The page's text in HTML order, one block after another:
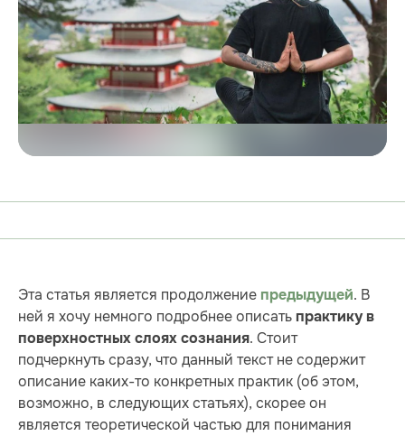
Эта статья является продолжение предыдущей. В
ней я хочу немного подробнее описать практику в
поверхностных слоях сознания. Стоит
подчеркнуть сразу, что данный текст не содержит
описание каких-то конкретных практик (об этом,
возможно, в следующих статьях), скорее он
является теоретической частью для понимания